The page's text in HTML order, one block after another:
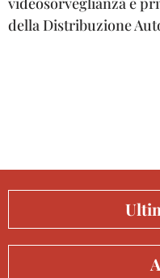
della Distribuzione